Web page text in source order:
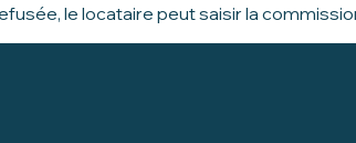
le locataire peut saisir la